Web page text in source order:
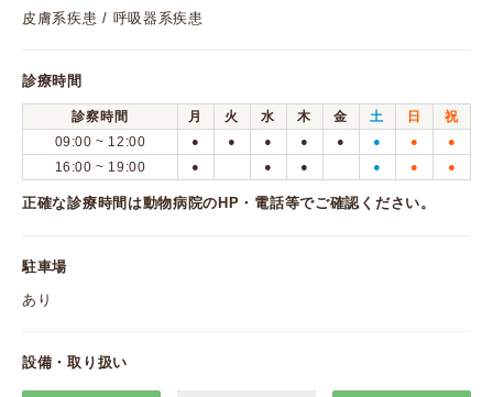
皮膚系疾患 / 呼吸器系疾患
診療時間
診察時間 月 火 水 木 金 土 日
祝
09:00 ~ 12:00
● ● ● ● ● ● ● ●
16:00 ~ 19:00 ● ● ● ● ● ●
正確な診療時間は動物病院のHP・電話等でご確認ください。
駐車場
あり
設備・取り扱い